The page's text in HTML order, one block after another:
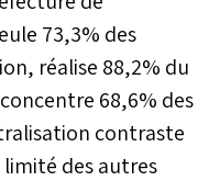
73,3% des
réalise 88,2% du
68,6% des
contraste
limité des autres